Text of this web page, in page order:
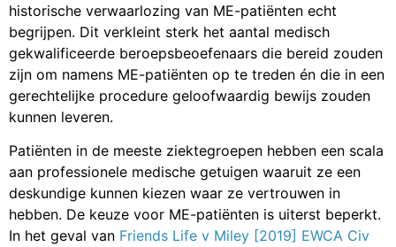
historische verwaarlozing van ME-patiënten echt
begrijpen. Dit verkleint sterk het aantal medisch
gekwalificeerde beroepsbeoefenaars die bereid zouden
zijn om namens ME-patiënten op te treden én die in een
gerechtelijke procedure geloofwaardig bewijs zouden
kunnen leveren.
Patiënten in de meeste ziektegroepen hebben een scala
aan professionele medische getuigen waaruit ze een
deskundige kunnen kiezen waar ze vertrouwen in
hebben. De keuze voor ME-patiënten is uiterst beperkt.
In het geval van Friends Life v Miley [2019] EWCA Civ